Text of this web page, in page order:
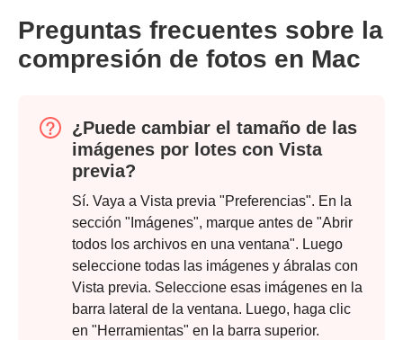
Preguntas frecuentes sobre la
compresión de fotos en Mac
¿Puede cambiar el tamaño de las
imágenes por lotes con Vista
previa?
Sí. Vaya a Vista previa "Preferencias". En la
sección "Imágenes", marque antes de "Abrir
todos los archivos en una ventana". Luego
seleccione todas las imágenes y ábralas con
Vista previa. Seleccione esas imágenes en la
barra lateral de la ventana. Luego, haga clic
en "Herramientas" en la barra superior.